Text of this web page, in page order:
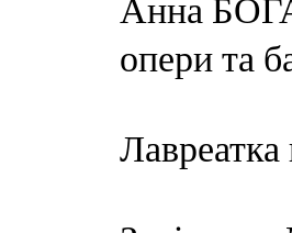
опери та
Лавреатка